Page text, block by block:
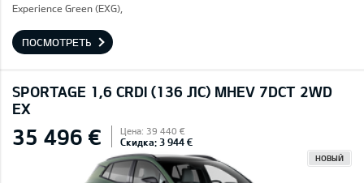
Experience Green (EXG),
ПОСМОТРЕТЬ
SPORTAGE 1,6 CRDI (136 ЛС) MHEV 7DCT 2WD
EX
35 496 € Цена: 39 440 €
Скидка: 3 944 €
НОВЫЙ